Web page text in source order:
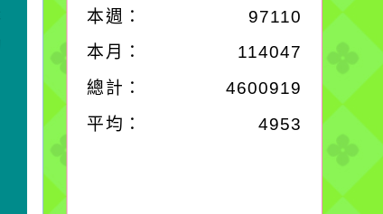
它笑，它就對你笑；你
對它哭，它也對你哭。
本週：
97110
本月：
114047
總計：
4600919
平均：
4953